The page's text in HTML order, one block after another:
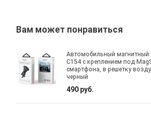
Вам может понравиться
Автомобильный магнитный
C154 с креплением под
смартфона, в решетку
черный
490 руб.